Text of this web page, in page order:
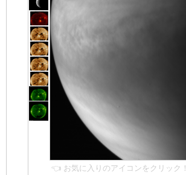
👈 お気に入りのアイコンをクリック！